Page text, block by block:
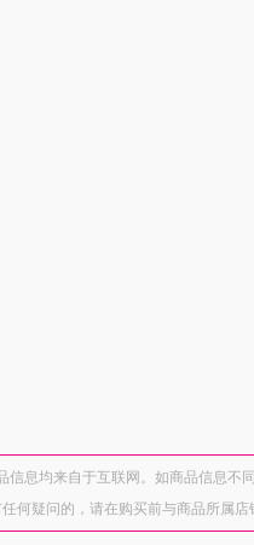
信息均来自于互联网。如商品信息
何疑问的，请在购买前与商品所属